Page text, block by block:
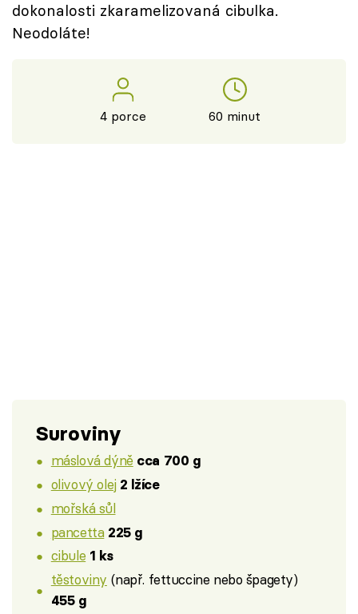
Přihlášení
dokonalosti zkaramelizovaná cibulka.
Neodoláte!
4 porce 60 minut
Suroviny
máslová dýně cca 700 g
olivový olej 2 lžíce
mořská sůl
pancetta 225 g
cibule 1 ks
těstoviny (např. fettuccine nebo špagety)
455 g